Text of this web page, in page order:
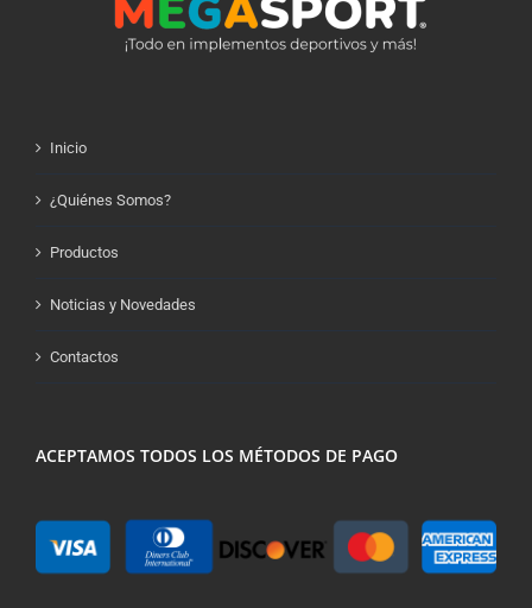
Inicio
¿Quiénes Somos?
Productos
Noticias y Novedades
Contactos
ACEPTAMOS TODOS LOS MÉTODOS DE PAGO